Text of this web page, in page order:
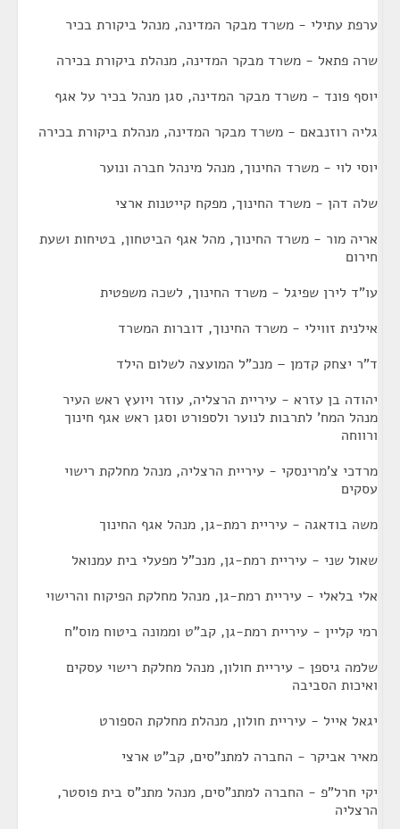
ערפת עתילי - משרד מבקר המדינה, מנהל ביקורת בכיר
שרה פתאל - משרד מבקר המדינה, מנהלת ביקורת בכירה
יוסף פונד - משרד מבקר המדינה, סגן מנהל בכיר על אגף
גליה רוזנבאם - משרד מבקר המדינה, מנהלת ביקורת בכירה
יוסי לוי - משרד החינוך, מנהל מינהל חברה ונוער
שלה דהן - משרד החינוך, מפקח קייטנות ארצי
אריה מור - משרד החינוך, מהל אגף הביטחון, בטיחות ושעת
חירום
עו"ד לירן שפיגל - משרד החינוך, לשכה משפטית
אילנית זווילי - משרד החינוך, דוברות המשרד
ד"ר יצחק קדמן – מנכ"ל המועצה לשלום הילד
יהודה בן עזרא - עיריית הרצליה, עוזר ויועץ ראש העיר
מנהל המח' לתרבות לנוער ולספורט וסגן ראש אגף חינוך
ורווחה
מרדכי צ'מרינסקי - עיריית הרצליה, מנהל מחלקת רישוי
עסקים
משה בודאגה - עיריית רמת-גן, מנהל אגף החינוך
שאול שני - עיריית רמת-גן, מנכ"ל מפעלי בית עמנואל
אלי בלאלי - עיריית רמת-גן, מנהל מחלקת הפיקוח והרישוי
רמי קליין - עיריית רמת-גן, קב"ט וממונה ביטוח מוס"ח
שלמה גיספן - עיריית חולון, מנהל מחלקת רישוי עסקים
ואיכות הסביבה
יגאל אייל - עיריית חולון, מנהלת מחלקת הספורט
מאיר אביקר - החברה למתנ"סים, קב"ט ארצי
יקי חרל"פ - החברה למתנ"סים, מנהל מתנ"ס בית פוסטר,
הרצליה